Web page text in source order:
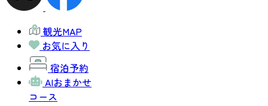
観光MAP
お気に入り
宿泊予約
AIおまかせ
コース